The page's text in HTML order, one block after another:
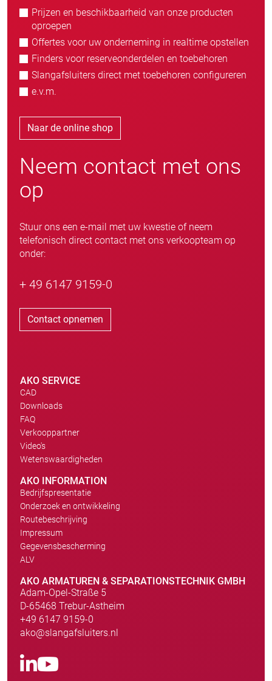
Prijzen en beschikbaarheid van onze producten
oproepen
Offertes voor uw onderneming in realtime opstellen
Finders voor reserveonderdelen en toebehoren
Slangafsluiters direct met toebehoren configureren
e.v.m.
Naar de online shop
Neem contact met ons
op
Stuur ons een e-mail met uw kwestie of neem
telefonisch direct contact met ons verkoopteam op
onder:
+ 49 6147 9159-0
Contact opnemen
AKO SERVICE
CAD
Downloads
FAQ
Verkooppartner
Video's
Wetenswaardigheden
AKO INFORMATION
Bedrijfspresentatie
Onderzoek en ontwikkeling
Routebeschrijving
Impressum
Gegevensbescherming
ALV
AKO ARMATUREN & SEPARATIONSTECHNIK GMBH
Adam-Opel-Straße 5
D-65468 Trebur-Astheim
+49 6147 9159-0
ako@slangafsluiters.nl